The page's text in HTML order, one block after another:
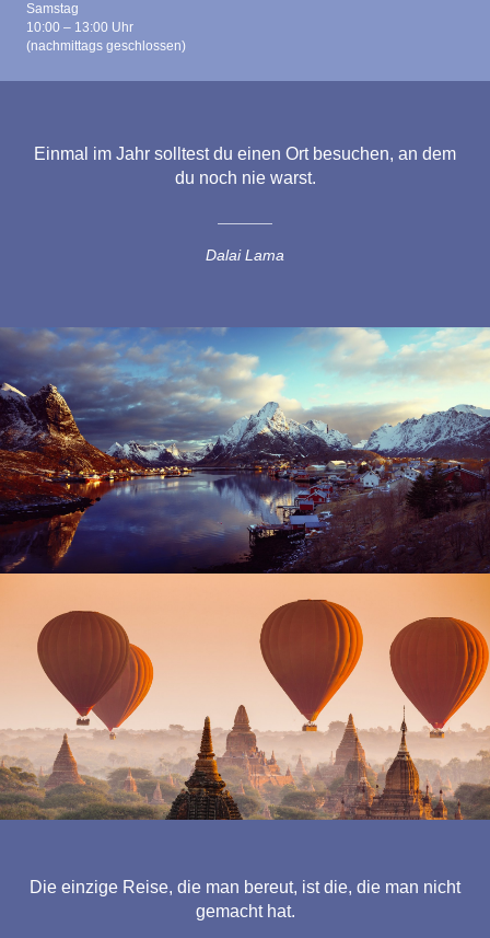
Samstag
10:00 – 13:00 Uhr
(nachmittags geschlossen)
Einmal im Jahr solltest du einen Ort besuchen, an dem
du noch nie warst.
Dalai Lama
Die einzige Reise, die man bereut, ist die, die man nicht
gemacht hat.